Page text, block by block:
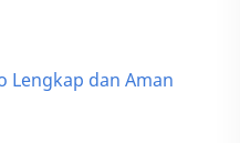
Lengkap dan Aman